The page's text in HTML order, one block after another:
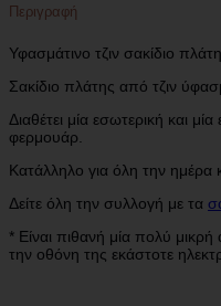
Περιγραφή
Υφασμάτινο τζιν σακίδιο
Σακίδιο πλάτης από τζιν
Διαθέτει μία εσωτερική και
φερμουάρ.
Κατάλληλο για όλη την ημέρα
Δείτε όλη την συλλογή με τα
* Είναι πιθανή μία πολύ
την οθόνη της εκάστοτε